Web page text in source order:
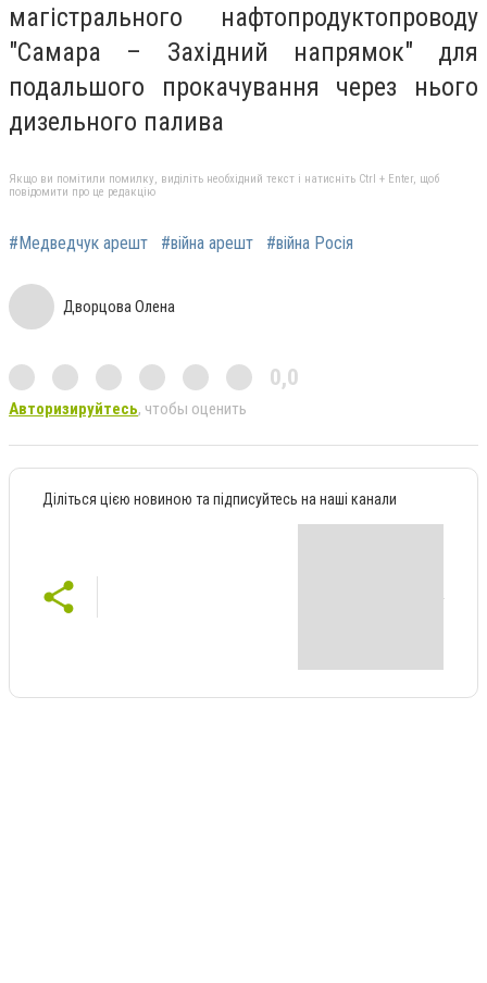
магістрального нафтопродуктопроводу
"Самара – Західний напрямок" для
подальшого прокачування через нього
дизельного палива
Якщо ви помітили помилку, виділіть необхідний текст і натисніть Ctrl + Enter, щоб
повідомити про це редакцію
#Медведчук арешт #війна арешт #війна Росія
Дворцова Олена
0,0
Авторизируйтесь, чтобы оценить
Діліться цією новиною та підписуйтесь на наші канали